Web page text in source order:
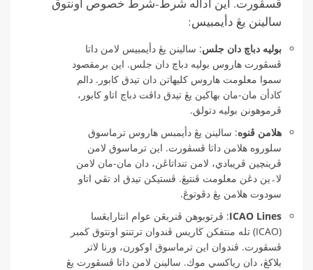
ڤسڤورت. اين اداله شرط-شرط خصوص اونتوق
سالينن يڠ دأيمبيس:
بوليه دباچ دان جلس: سالينن يڠ دأيمبيس لامن داتا
ڤسڤورت هاروس بوليه دباچ دان جلس. اين برمقصود
سموا معلومت هاروس كليهاتن دان تيدق كابور. دالم
كادأن مان-مان بهاڬين يڠ تيدق داڤت دباچ اتاو كابور،
ڤرموهونن بوليه دتولق.
هلامن ڤنوه: سالينن يڠ دأيمبس هاروس ترماسوق
سلوروه هلامن داتا ڤسڤورت. اين ترماسوق لامن
ڤرينچين ڤريبادي، لامن تنداتاڠن، دان مان-مان لامن
لا؞ين دڠن معلومت ڤنتيڠ. ڤستيكن تيدق اد تڤي اتاو
سودوت هلامن يڠ دڤوتوڠ.
ICAO Lines: ڤرتوبوهن ڤنربڠن عوام انتارابڠسا
(ICAO) تله منتفكن ڬاريس ڤندوان ترتنتو اونتوق ڬمبر
ڤسڤورت. ڤندوان اين ترماسوق اوكورن، ورنا لاتر
بلاكڠ، دان رياكسي موك. سالينن لامن داتا ڤسڤورت يڠ